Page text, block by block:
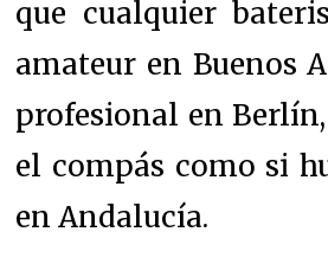
que cualquier
amateur en Buenos
profesional en
el compás como si
en Andalucía.